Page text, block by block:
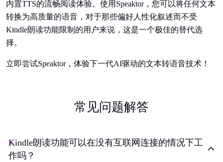
内置TTS的流畅阅读体验。使用Speaktor，您可以将任何文本
转换为高质量的语音，对于那些偏好人性化叙述而不受
Kindle朗读功能限制的用户来说，这是一个极佳的替代选
择。
立即尝试Speaktor，体验下一代AI驱动的文本转语音技术！
常见问题解答
Kindle朗读功能可以在没有互联网连接的情况下工
作吗？